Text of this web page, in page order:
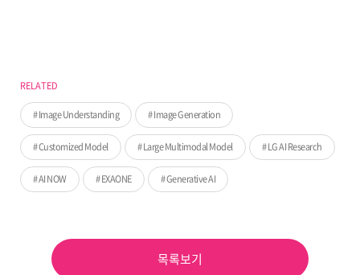
RELATED
Image Understanding Image Generation
Customized Model Large Multimodal Model LG AI Research
AI NOW EXAONE Generative AI
목록보기